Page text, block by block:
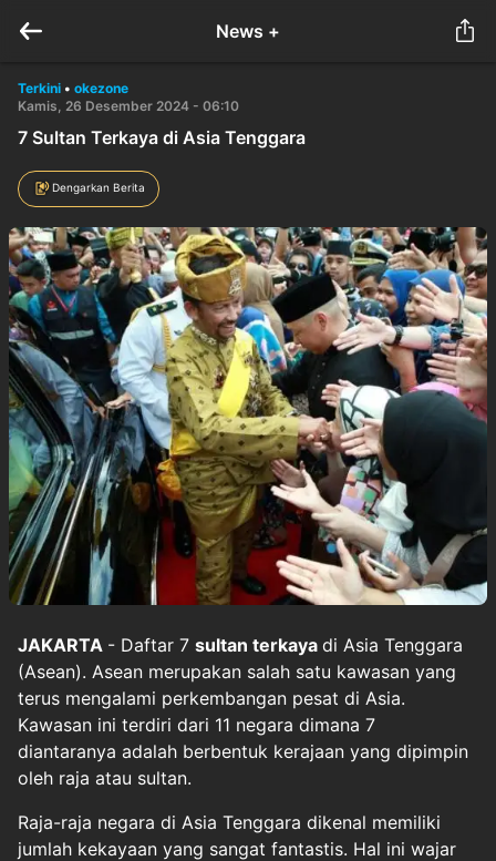
News +
Terkini • okezone
Kamis, 26 Desember 2024 - 06:10
7 Sultan Terkaya di Asia Tenggara
Dengarkan Berita
JAKARTA - Daftar 7 sultan terkaya di Asia Tenggara
(Asean). Asean merupakan salah satu kawasan yang
terus mengalami perkembangan pesat di Asia.
Kawasan ini terdiri dari 11 negara dimana 7
diantaranya adalah berbentuk kerajaan yang dipimpin
oleh raja atau sultan.
Raja-raja negara di Asia Tenggara dikenal memiliki
jumlah kekayaan yang sangat fantastis. Hal ini wajar